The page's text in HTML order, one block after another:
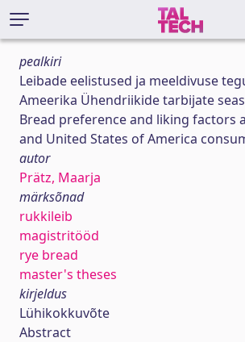
pealkiri
Leibade eelistused ja meeldivuse
Ameerika Ühendriikide tarbijate seas
Bread preference and liking factors
and United States of America
autor
Prätz, Maarja
märksõnad
rukkileib
magistritööd
rye bread
master's theses
kirjeldus
Lühikokkuvõte
Abstract